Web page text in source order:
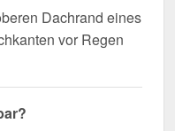
Dachrand eines
vor Regen